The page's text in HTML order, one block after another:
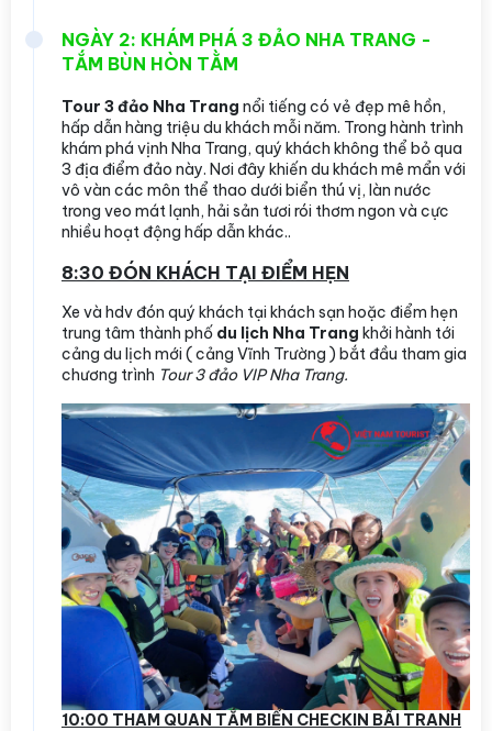
NGÀY 2: KHÁM PHÁ 3 ĐẢO NHA TRANG -
TẮM BÙN HÒN TẰM
Tour 3 đảo Nha Trang nổi tiếng có vẻ đẹp mê hồn,
hấp dẫn hàng triệu du khách mỗi năm. Trong hành trình
khám phá vịnh Nha Trang, quý khách không thể bỏ qua
3 địa điểm đảo này. Nơi đây khiến du khách mê mẩn với
vô vàn các môn thể thao dưới biển thú vị, làn nước
trong veo mát lạnh, hải sản tươi rói thơm ngon và cực
nhiều hoạt động hấp dẫn khác..
8:30 ĐÓN KHÁCH TẠI ĐIỂM HẸN
Xe và hdv đón quý khách tại khách sạn hoặc điểm hẹn
trung tâm thành phố du lịch Nha Trang khởi hành tới
cảng du lịch mới ( cảng Vĩnh Trường ) bắt đầu tham gia
chương trình Tour 3 đảo VIP Nha Trang.
10:00 THAM QUAN TẮM BIỂN CHECKIN BÃI TRANH